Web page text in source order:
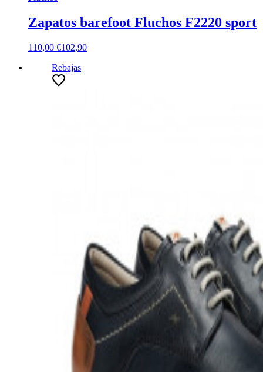
Zapatos barefoot Fluchos F2220 sport
110,00 €102,90
Rebajas